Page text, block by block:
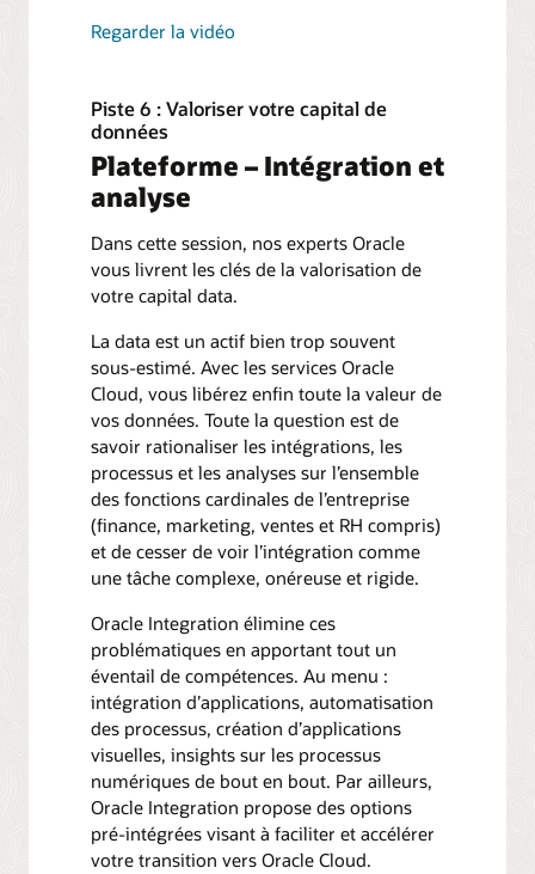
Regarder la vidéo
Piste 6 : Valoriser votre capital de
données
Plateforme – Intégration et
analyse
Dans cette session, nos experts Oracle
vous livrent les clés de la valorisation de
votre capital data.
La data est un actif bien trop souvent
sous-estimé. Avec les services Oracle
Cloud, vous libérez enfin toute la valeur de
vos données. Toute la question est de
savoir rationaliser les intégrations, les
processus et les analyses sur l’ensemble
des fonctions cardinales de l’entreprise
(finance, marketing, ventes et RH compris)
et de cesser de voir l’intégration comme
une tâche complexe, onéreuse et rigide.
Oracle Integration élimine ces
problématiques en apportant tout un
éventail de compétences. Au menu :
intégration d’applications, automatisation
des processus, création d’applications
visuelles, insights sur les processus
numériques de bout en bout. Par ailleurs,
Oracle Integration propose des options
pré-intégrées visant à faciliter et accélérer
votre transition vers Oracle Cloud.